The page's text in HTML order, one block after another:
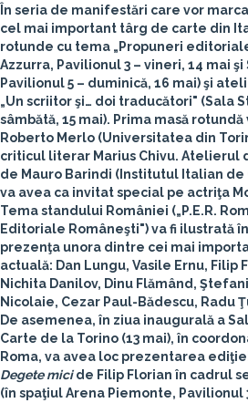
În seria de manifestări care vor
cel mai important târg de carte din
rotunde cu tema „Propuneri
Azzurra, Pavilionul 3 – vineri, 14 mai
Pavilionul 5 – duminică, 16 mai) şi
„Un scriitor şi… doi traducători" (Sala
sâmbătă, 15 mai). Prima masă
Roberto Merlo (Universitatea din
criticul literar Marius Chivu. Atelierul
de Mauro Barindi (Institutul Italian de
va avea ca invitat special pe actriţa
Tema standului României („P.E.R.
Editoriale Româneşti") va fi ilustrată
prezenţa unora dintre cei mai
actuală: Dan Lungu, Vasile Ernu, Filip
Nichita Danilov, Dinu Flămând,
Nicolaie, Cezar Paul-Bădescu, Radu
De asemenea, în ziua inaugurală a
Carte de la Torino (13 mai), în
Roma, va avea loc prezentarea
Degete micide Filip Florian în cadrul
(în spaţiul Arena Piemonte, Pavilionul